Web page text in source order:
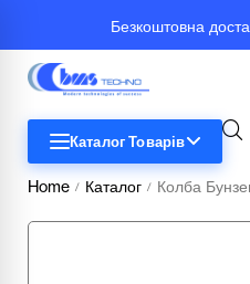
Безкоштовна
Каталог Товарів
Home / Каталог / Колба